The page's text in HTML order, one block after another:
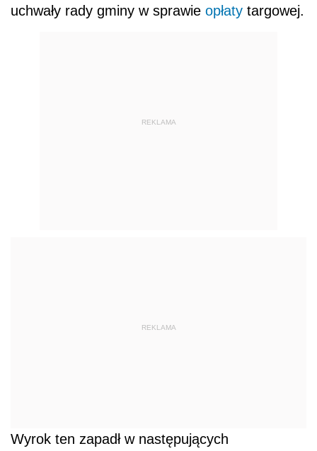
uchwały rady gminy w sprawie opłaty targowej.
REKLAMA
REKLAMA
Wyrok ten zapadł w następujących